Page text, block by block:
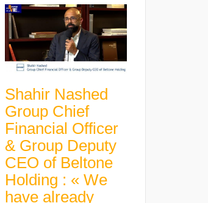
Shahir Nashed
Group Chief
Financial Officer
& Group Deputy
CEO of Beltone
Holding : « We
have already